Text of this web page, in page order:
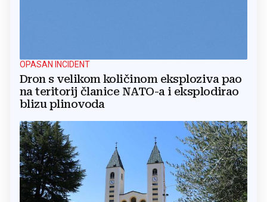
OPASAN INCIDENT
Dron s velikom količinom eksploziva pao
na teritorij članice NATO-a i eksplodirao
blizu plinovoda